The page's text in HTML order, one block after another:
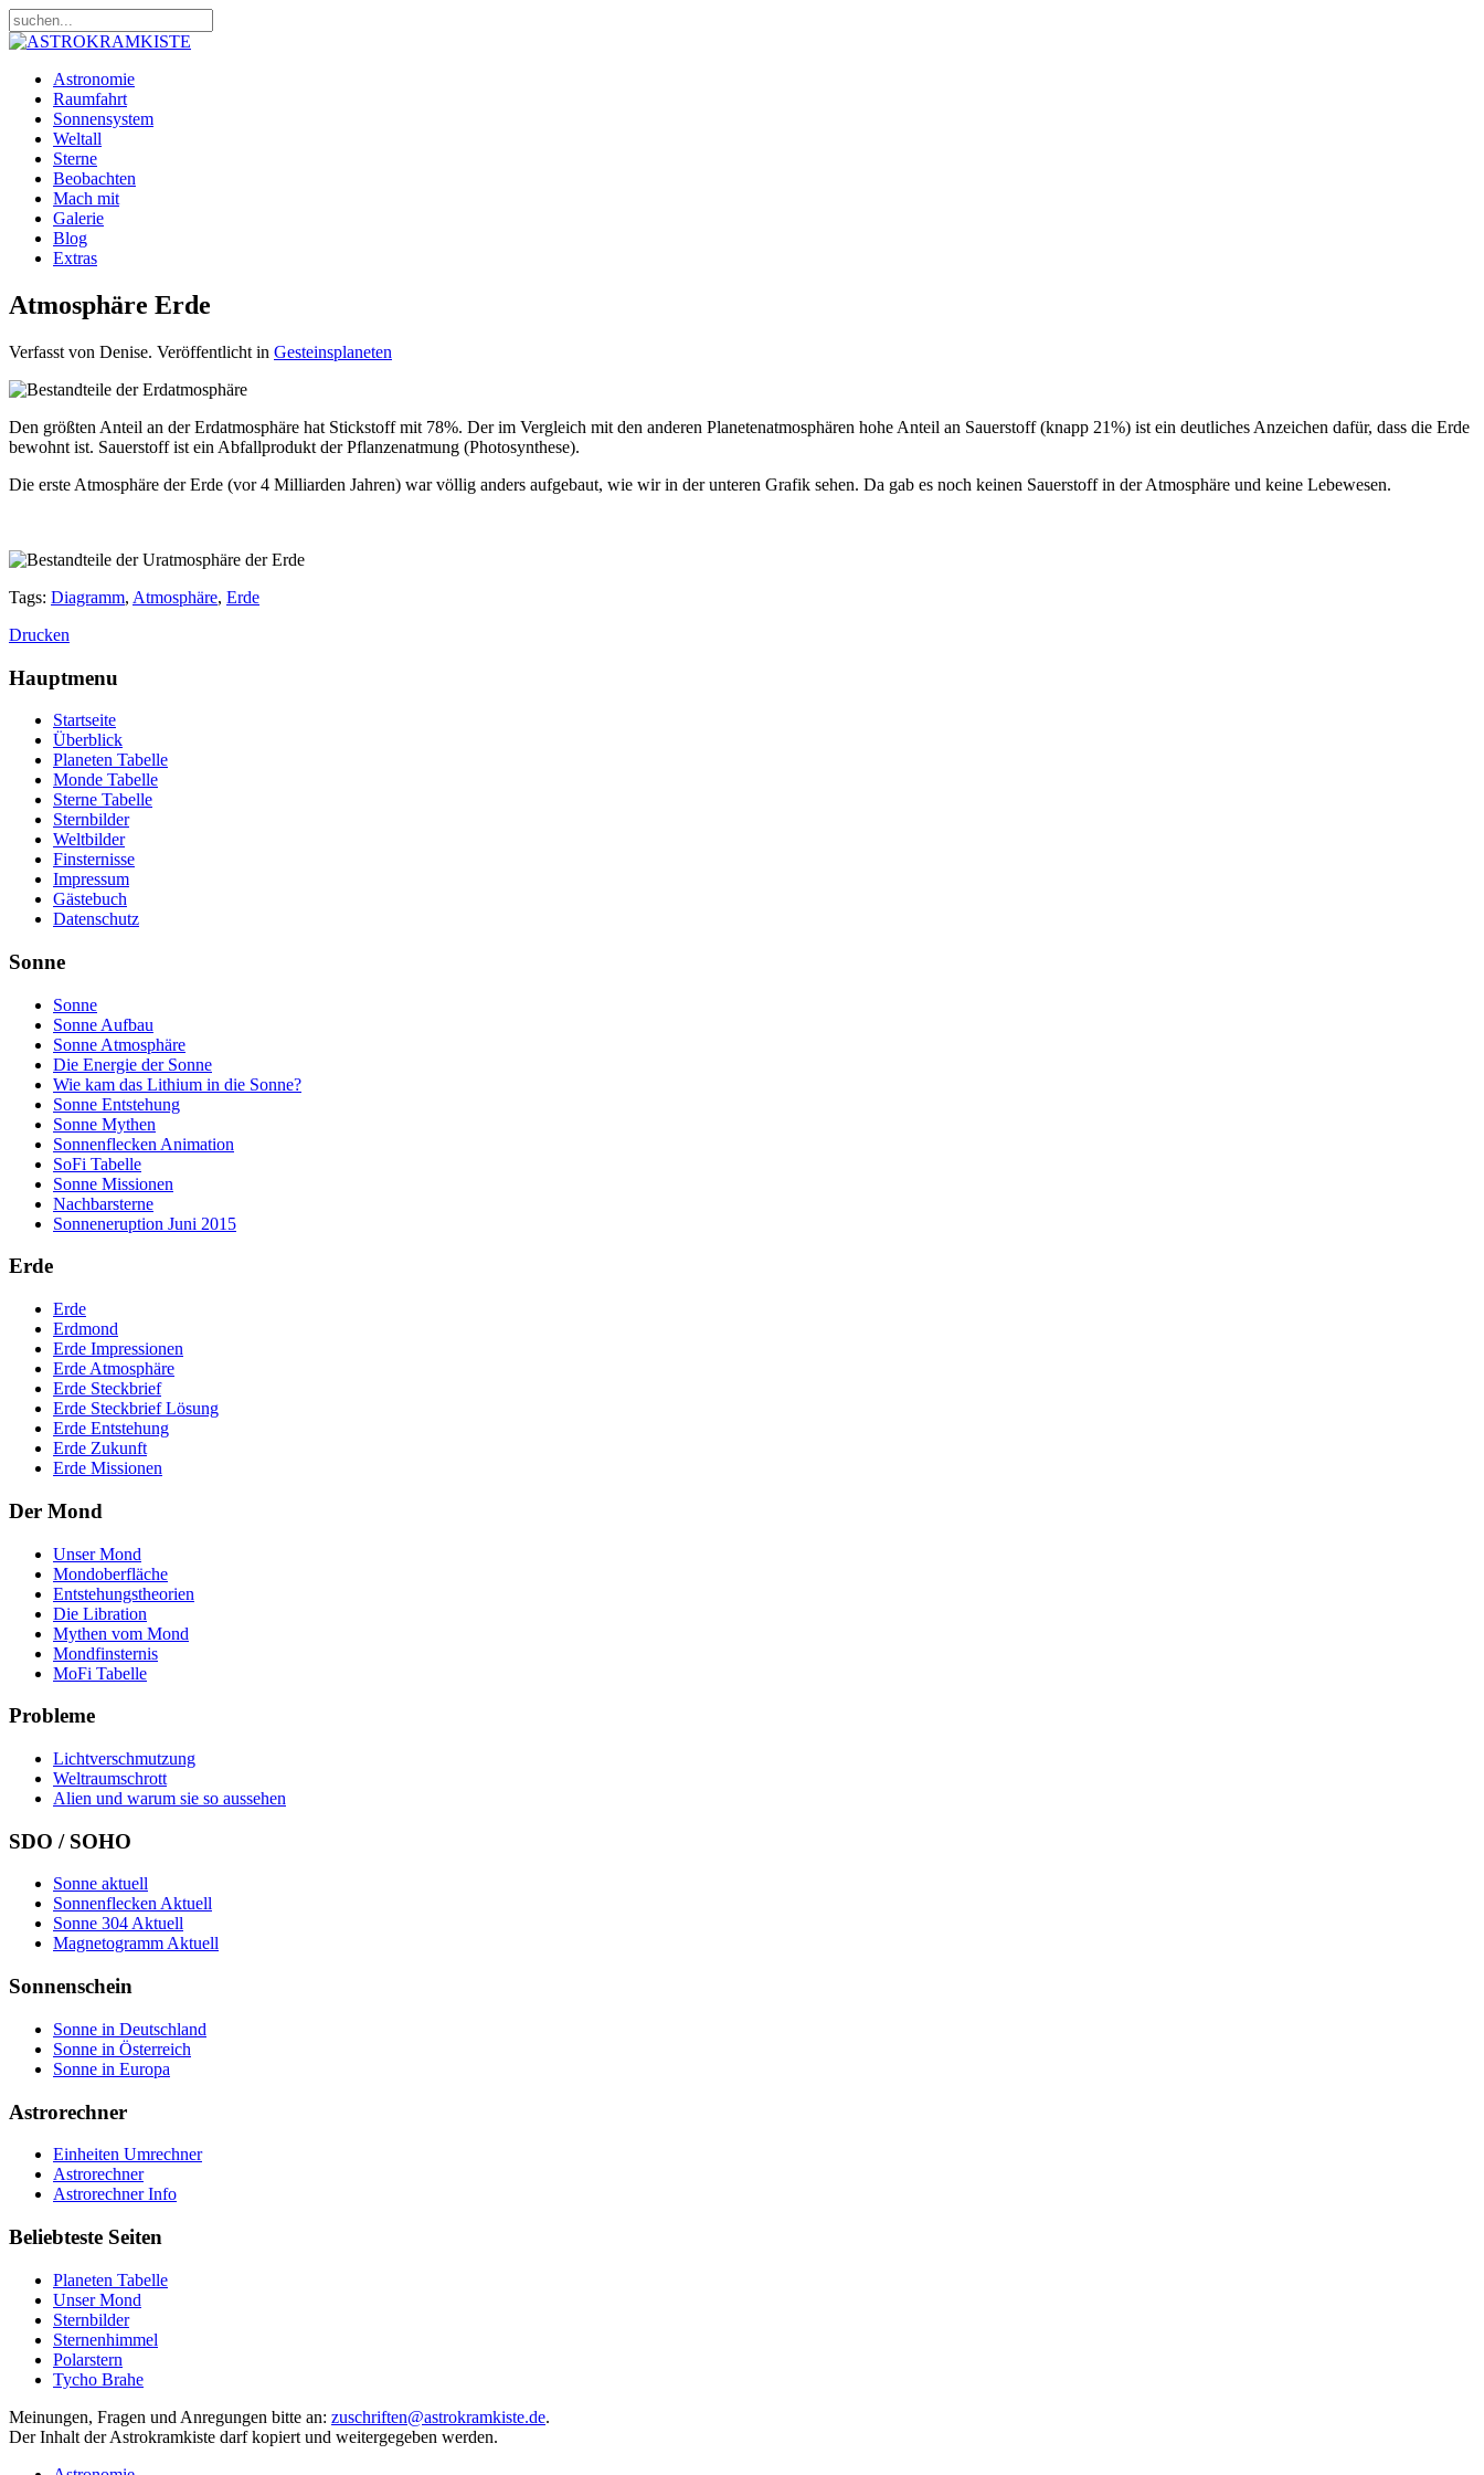
Astronomie
Raumfahrt
Sonnensystem
Weltall
Sterne
Beobachten
Mach mit
Galerie
Blog
Extras
Atmosphäre Erde
Verfasst von Denise. Veröffentlicht in Gesteinsplaneten
Den größten Anteil an der Erdatmosphäre hat Stickstoff mit 78%. Der im Vergleich mit den anderen Planetenatmosphären hohe Anteil an Sauerstoff (knapp 21%) ist ein deutliches Anzeichen dafür, dass die Erde
bewohnt ist. Sauerstoff ist ein Abfallprodukt der Pflanzenatmung (Photosynthese).
Die erste Atmosphäre der Erde (vor 4 Milliarden Jahren) war völlig anders aufgebaut, wie wir in der unteren Grafik sehen. Da gab es noch keinen Sauerstoff in der Atmosphäre und keine Lebewesen.
Tags: Diagramm, Atmosphäre, Erde
Drucken
Hauptmenu
Startseite
Überblick
Planeten Tabelle
Monde Tabelle
Sterne Tabelle
Sternbilder
Weltbilder
Finsternisse
Impressum
Gästebuch
Datenschutz
Sonne
Sonne
Sonne Aufbau
Sonne Atmosphäre
Die Energie der Sonne
Wie kam das Lithium in die Sonne?
Sonne Entstehung
Sonne Mythen
Sonnenflecken Animation
SoFi Tabelle
Sonne Missionen
Nachbarsterne
Sonneneruption Juni 2015
Erde
Erde
Erdmond
Erde Impressionen
Erde Atmosphäre
Erde Steckbrief
Erde Steckbrief Lösung
Erde Entstehung
Erde Zukunft
Erde Missionen
Der Mond
Unser Mond
Mondoberfläche
Entstehungstheorien
Die Libration
Mythen vom Mond
Mondfinsternis
MoFi Tabelle
Probleme
Lichtverschmutzung
Weltraumschrott
Alien und warum sie so aussehen
SDO / SOHO
Sonne aktuell
Sonnenflecken Aktuell
Sonne 304 Aktuell
Magnetogramm Aktuell
Sonnenschein
Sonne in Deutschland
Sonne in Österreich
Sonne in Europa
Astrorechner
Einheiten Umrechner
Astrorechner
Astrorechner Info
Beliebteste Seiten
Planeten Tabelle
Unser Mond
Sternbilder
Sternenhimmel
Polarstern
Tycho Brahe
Meinungen, Fragen und Anregungen bitte an: zuschriften@astrokramkiste.de.
Der Inhalt der Astrokramkiste darf kopiert und weitergegeben werden.